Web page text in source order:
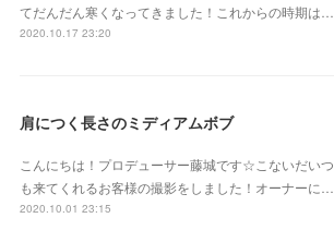
てだんだん寒くなってきました！これからの時期は…
2020.10.17 23:20
肩につく長さのミディアムボブ
こんにちは！プロデューサー藤城です☆こないだいつ
も来てくれるお客様の撮影をしました！オーナーに…
2020.10.01 23:15